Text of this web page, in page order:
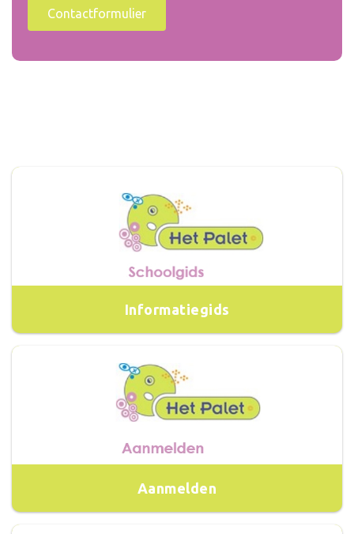
Contactformulier
Informatiegids
Aanmelden